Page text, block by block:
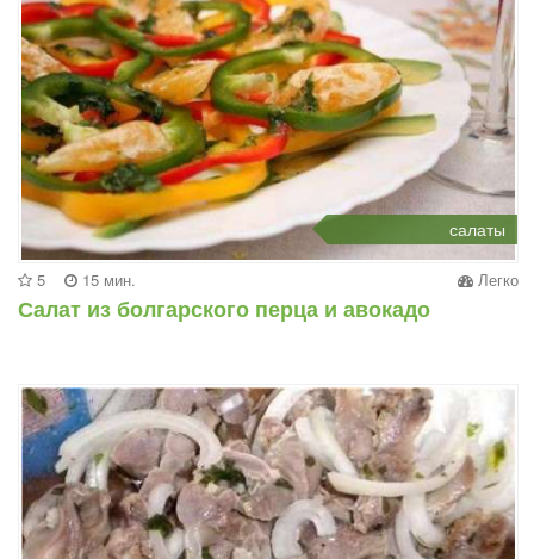
салаты
5 15 мин. Легко
Салат из болгарского перца и авокадо